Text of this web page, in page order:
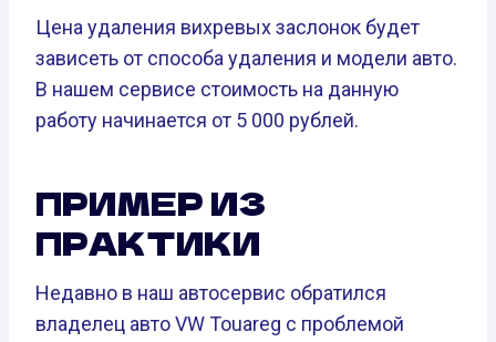
Цена удаления вихревых заслонок будет
зависеть от способа удаления и модели авто.
В нашем сервисе стоимость на данную
работу начинается от 5 000 рублей.
ПРИМЕР ИЗ
ПРАКТИКИ
Недавно в наш автосервис обратился
владелец авто VW Touareg с проблемой